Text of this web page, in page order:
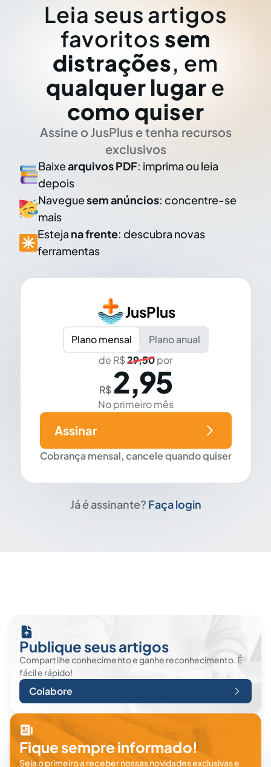
Leia seus artigos
favoritos sem
distrações, em
qualquer lugar e
como quiser
Assine o JusPlus e tenha recursos
exclusivos
Baixearquivos PDF: imprima ou leia
depois
Naveguesem anúncios: concentre-se
mais
Esteja na frente: descubra novas
ferramentas
JusPlus
Plano mensal
Plano anual
de R$29,50por
R$ 2,95
No primeiro mês
Cobrança mensal, cancele quando quiser
Assinar
Já é assinante? Faça login
Publique seus artigos
Compartilhe conhecimento e ganhe reconhecimento. É
fácil e rápido!
Colabore
Fique sempre informado!
Seja o primeiro a receber nossas novidades exclusivas e